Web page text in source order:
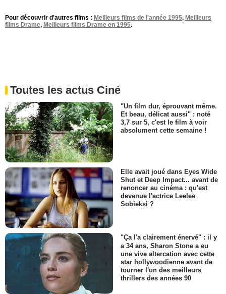
Pour découvrir d'autres films : Meilleurs films de l'année 1995, Meilleurs
films Drame, Meilleurs films Drame en 1995.
Toutes les actus Ciné
"Un film dur, éprouvant même.
Et beau, délicat aussi" : noté
3,7 sur 5, c'est le film à voir
absolument cette semaine !
Elle avait joué dans Eyes Wide
Shut et Deep Impact... avant de
renoncer au cinéma : qu'est
devenue l'actrice Leelee
Sobieksi ?
"Ça l'a clairement énervé" : il y
a 34 ans, Sharon Stone a eu
une vive altercation avec cette
star hollywoodienne avant de
tourner l'un des meilleurs
thrillers des années 90